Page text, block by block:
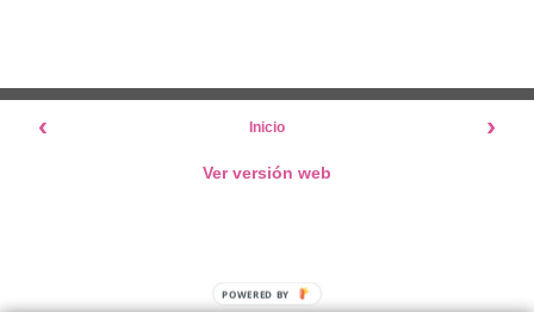
‹ ›
Inicio
Ver versión web
POWERED BY